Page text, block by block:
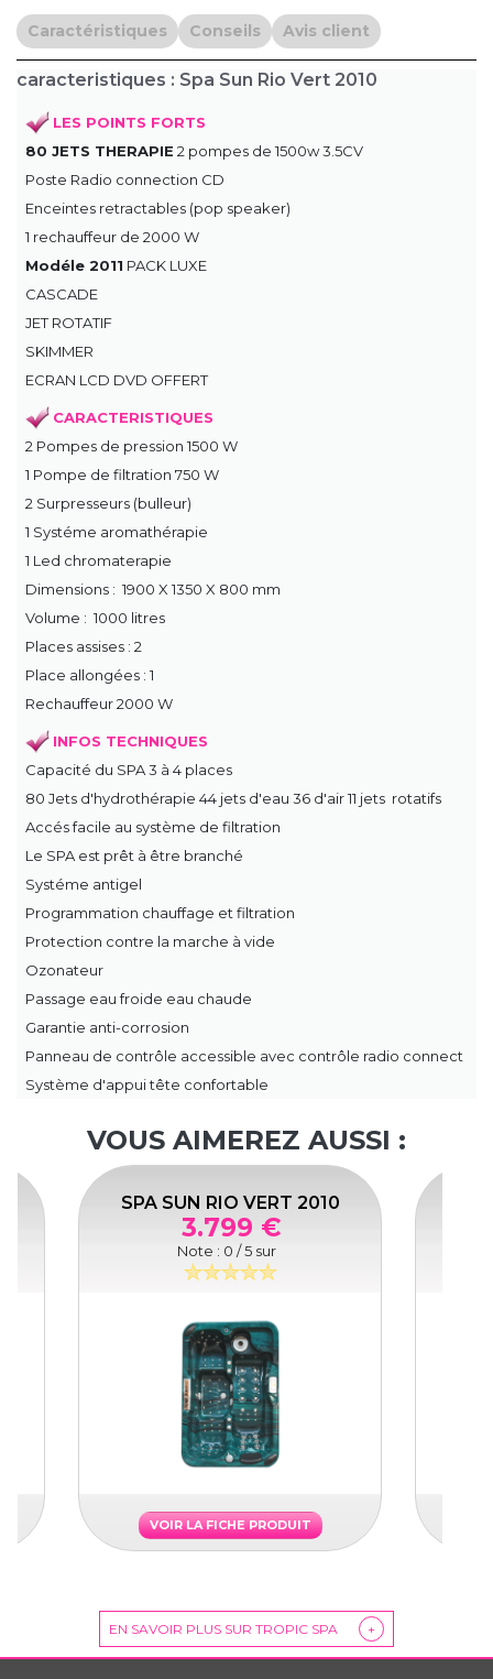
Caractéristiques Conseils Avis client
caracteristiques : Spa Sun Rio Vert 2010
LES POINTS FORTS
80 JETS THERAPIE 2 pompes de 1500w 3.5CV
Poste Radio connection CD
Enceintes retractables (pop speaker)
1 rechauffeur de 2000 W
Modéle 2011 PACK LUXE
CASCADE
JET ROTATIF
SKIMMER
ECRAN LCD DVD OFFERT
CARACTERISTIQUES
2 Pompes de pression 1500 W
1 Pompe de filtration 750 W
2 Surpresseurs (bulleur)
1 Systéme aromathérapie
1 Led chromaterapie
Dimensions : 1900 X 1350 X 800 mm
Volume : 1000 litres
Places assises : 2
Place allongées : 1
Rechauffeur 2000 W
INFOS TECHNIQUES
Capacité du SPA 3 à 4 places
80 Jets d'hydrothérapie 44 jets d'eau 36 d'air 11 jets rotatifs
Accés facile au système de filtration
Le SPA est prêt à être branché
Systéme antigel
Programmation chauffage et filtration
Protection contre la marche à vide
Ozonateur
Passage eau froide eau chaude
Garantie anti-corrosion
Panneau de contrôle accessible avec contrôle radio connect
Système d'appui tête confortable
VOUS AIMEREZ AUSSI :
SPA SUN RIO VERT 2010
3.799 €
Note : 0 / 5 sur
VOIR LA FICHE PRODUIT
EN SAVOIR PLUS SUR TROPIC SPA +